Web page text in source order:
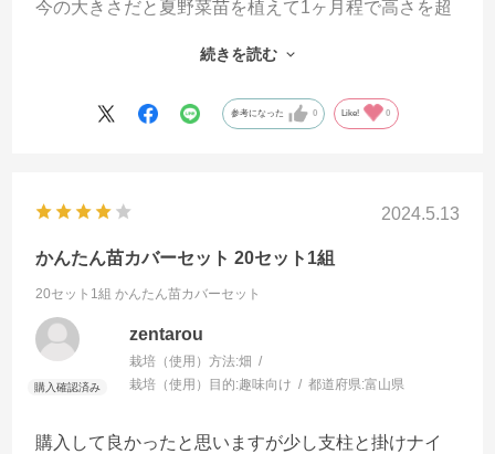
今の大きさだと夏野菜苗を植えて1ヶ月程で高さを超
そこを改善するか大きさを2種類にするといいと思い
続きを読む
参考になった 0 Like! 0
2024.5.13
かんたん苗カバーセット 20セット1組
20セット1組 かんたん苗カバーセット
zentarou
栽培（使用）方法:畑
栽培（使用）目的:趣味向け 都道府県:富山県
購入して良かったと思いますが少し支柱と掛けナイ